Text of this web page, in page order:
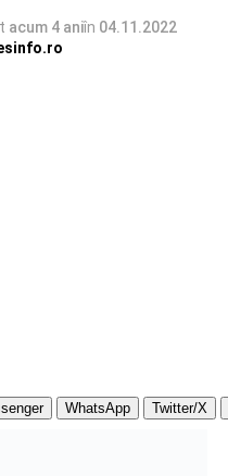
acum 4 aniîn 04.11.2022
WhatsApp Twitter/X